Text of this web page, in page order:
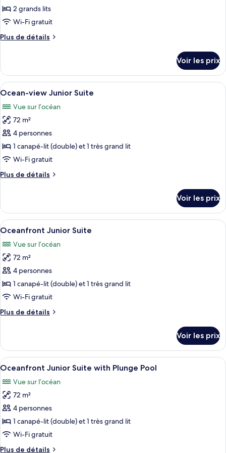
King
Bed
ce
type
chambre :
Room
-
Queen
Beds
2 grands lits
Wi-Fi gratuit
Plus de détails
Plus
le
type
de
Oceanfront
Palmilla
-
Two
Queen
Beds
Voir les prix
Afficher
toutes
les
photos
pour
ce
type
chambre :
Junior
Suite
Une terrasse ensoleillée avec un
10
Ocean-view Junior Suite
Vue sur l’océan
72 m²
4 personnes
1 canapé-lit (double) et 1 très grand lit
Wi-Fi gratuit
Plus de détails
Plus
le
type
de
Ocean-
view
Suite
Voir les prix
Afficher
toutes
les
photos
pour
ce
type
chambre :
Suite
Un balcon avec un canapé en bois,
11
Oceanfront Junior Suite
Vue sur l’océan
72 m²
4 personnes
1 canapé-lit (double) et 1 très grand lit
Wi-Fi gratuit
Plus de détails
Plus
le
type
de
Oceanfront
Junior
Voir les prix
Afficher
toutes
les
photos
pour
ce
type
Un espace extérieur aménagé avec
11
Oceanfront Junior Suite with Plunge Pool
Vue sur l’océan
72 m²
4 personnes
1 canapé-lit (double) et 1 très grand lit
Wi-Fi gratuit
Plus de détails
Plus